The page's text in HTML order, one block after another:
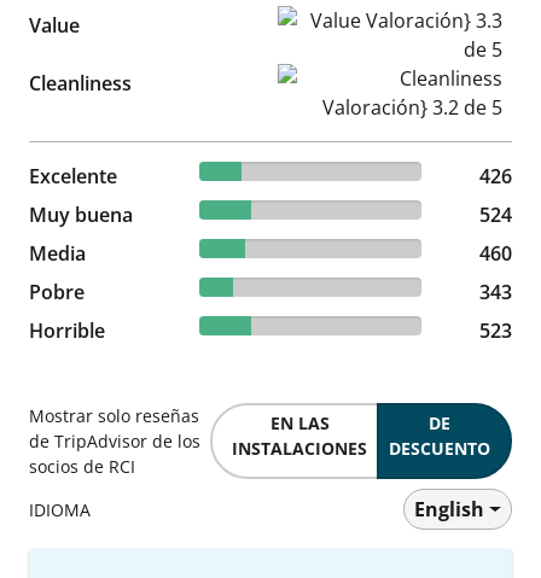
Value Value Valoración} 3.3 de 5
Cleanliness Cleanliness Valoración} 3.2
Excelente 18.72% reviewed Excelente
426 reviews
426
Muy buena
23.02% reviewed Muy buena
524 reviews
524
Media
20.21% reviewed Media
460 reviews
460
Pobre
15.07% reviewed Pobre
343 reviews
343
Horrible
22.98% reviewed Horrible
523 reviews 523
Mostrar solo reseñas
de TripAdvisor de los
socios de RCI
EN LAS
INSTALACIONES
DE
DESCUENTO
IDIOMA English